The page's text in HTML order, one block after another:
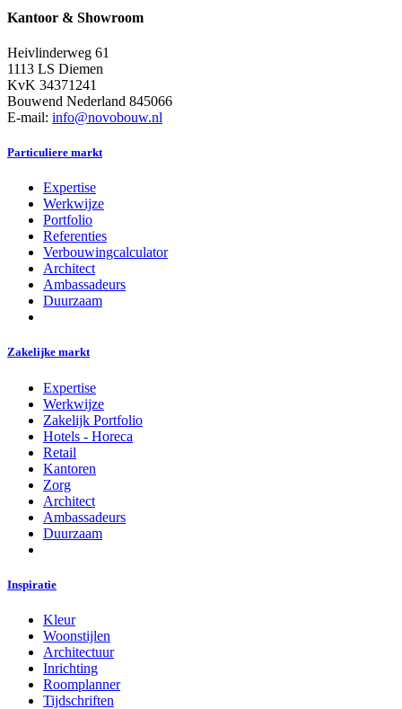
Kantoor & Showroom
Heivlinderweg 61
1113 LS Diemen
KvK 34371241
Bouwend Nederland 845066
E-mail: info@novobouw.nl
Particuliere markt
Expertise
Werkwijze
Portfolio
Referenties
Verbouwingcalculator
Architect
Ambassadeurs
Duurzaam
Zakelijke markt
Expertise
Werkwijze
Zakelijk Portfolio
Hotels - Horeca
Retail
Kantoren
Zorg
Architect
Ambassadeurs
Duurzaam
Inspiratie
Kleur
Woonstijlen
Architectuur
Inrichting
Roomplanner
Tijdschriften